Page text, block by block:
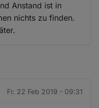
Anstand ist in
nichts zu finden.
Fr. 22 Feb 2019 - 09:31